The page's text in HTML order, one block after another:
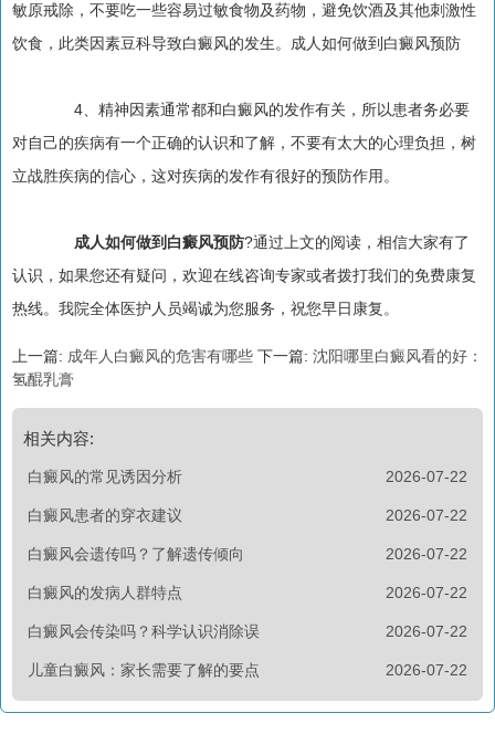
敏原戒除，不要吃一些容易过敏食物及药物，避免饮酒及其他刺激性
饮食，此类因素豆科导致白癜风的发生。成人如何做到白癜风预防
4、精神因素通常都和白癜风的发作有关，所以患者务必要
对自己的疾病有一个正确的认识和了解，不要有太大的心理负担，树
立战胜疾病的信心，这对疾病的发作有很好的预防作用。
成人如何做到白癜风预防?通过上文的阅读，相信大家有了
认识，如果您还有疑问，欢迎在线咨询专家或者拨打我们的免费康复
热线。我院全体医护人员竭诚为您服务，祝您早日康复。
上一篇: 成年人白癜风的危害有哪些 下一篇: 沈阳哪里白癜风看的好：
氢醌乳膏
相关内容:
2026-07-22
白癜风的常见诱因分析
2026-07-22
白癜风患者的穿衣建议
2026-07-22
白癜风会遗传吗？了解遗传倾向
2026-07-22
白癜风的发病人群特点
2026-07-22
白癜风会传染吗？科学认识消除误
2026-07-22
儿童白癜风：家长需要了解的要点